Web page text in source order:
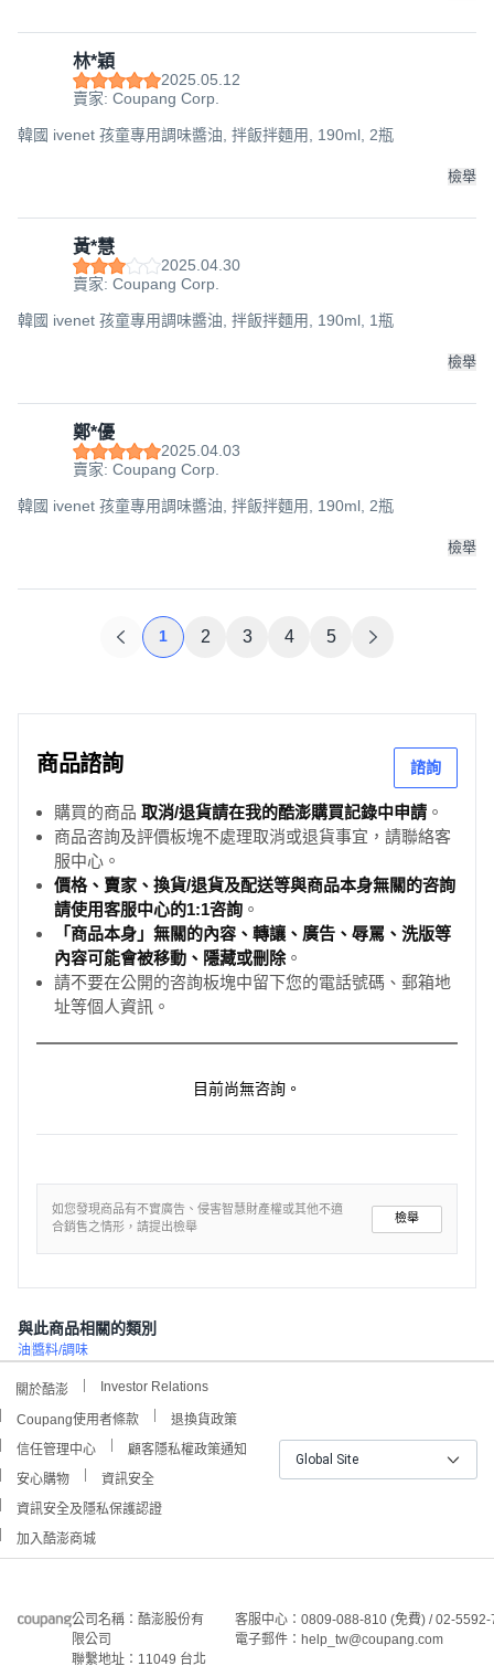
林*穎
2025.05.12
賣家: Coupang Corp.
韓國 ivenet 孩童專用調味醬油, 拌飯拌麵用, 190ml, 2瓶
檢舉
黃*慧
2025.04.30
賣家: Coupang Corp.
韓國 ivenet 孩童專用調味醬油, 拌飯拌麵用, 190ml, 1瓶
檢舉
鄭*優
2025.04.03
賣家: Coupang Corp.
韓國 ivenet 孩童專用調味醬油, 拌飯拌麵用, 190ml, 2瓶
檢舉
1 2 3 4 5
商品諮詢 諮詢
購買的商品 取消/退貨請在我的酷澎購買記錄中申請 。
商品咨詢及評價板塊不處理取消或退貨事宜，請聯絡客
服中心。
價格、賣家、換貨/退貨及配送等與商品本身無關的咨詢
請使用客服中心的1:1咨詢 。
「商品本身」無關的內容、轉讓、廣告、辱罵、洗版等
內容可能會被移動、隱藏或刪除。
請不要在公開的咨詢板塊中留下您的電話號碼、郵箱地
址等個人資訊。
目前尚無咨詢。
如您發現商品有不實廣告、侵害智慧財產權或其他不適
合銷售之情形，請提出檢舉
檢舉
與此商品相關的類別
油醬料/調味
關於酷澎 Investor Relations
Coupang使用者條款
退換貨政策
信任管理中心
顧客隱私權政策通知
安心購物
資訊安全
資訊安全及隱私保護認證
加入酷澎商城
Global Site
公司名稱：酷澎股份有
限公司
聯繫地址：11049 台北
客服中心：0809-088-810 (免費) / 02-
電子郵件：help_tw@coupang.com